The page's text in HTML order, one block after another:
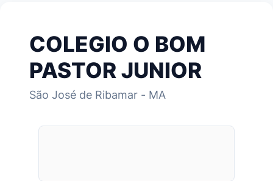
COLEGIO O BOM
PASTOR JUNIOR
São José de Ribamar - MA